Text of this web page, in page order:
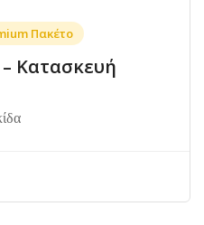
Πακέτο
Κατασκευή